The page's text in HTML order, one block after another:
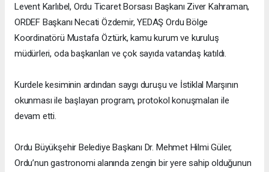
Levent Karlıbel, Ordu Ticaret Borsası Başkanı Ziver Kahraman,
ORDEF Başkanı Necati Özdemir, YEDAŞ Ordu Bölge
Koordinatörü Mustafa Öztürk, kamu kurum ve kuruluş
müdürleri, oda başkanları ve çok sayıda vatandaş katıldı.
Kurdele kesiminin ardından saygı duruşu ve İstiklal Marşının
okunması ile başlayan program, protokol konuşmaları ile
devam etti.
Ordu Büyükşehir Belediye Başkanı Dr. Mehmet Hilmi Güler,
Ordu’nun gastronomi alanında zengin bir yere sahip olduğunun